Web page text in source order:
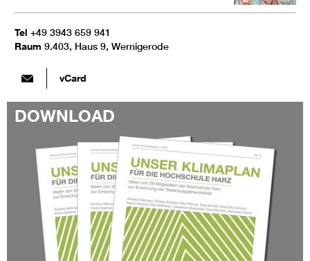
Tel +49 3943 659 941
Raum 9.403, Haus 9, Wernigerode
vCard
DOWNLOAD